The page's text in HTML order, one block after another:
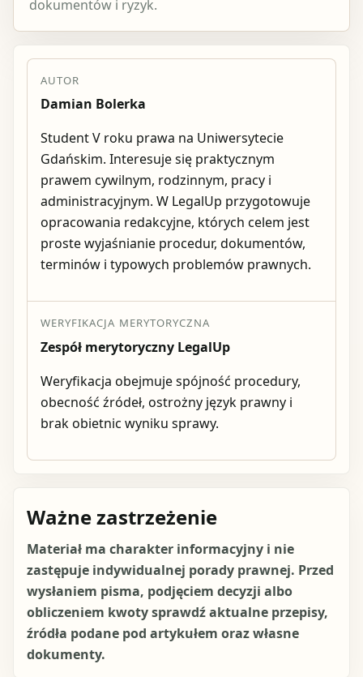
dokumentów i ryzyk.
AUTOR
Damian Bolerka
Student V roku prawa na Uniwersytecie
Gdańskim. Interesuje się praktycznym
prawem cywilnym, rodzinnym, pracy i
administracyjnym. W LegalUp przygotowuje
opracowania redakcyjne, których celem jest
proste wyjaśnianie procedur, dokumentów,
terminów i typowych problemów prawnych.
WERYFIKACJA MERYTORYCZNA
Zespół merytoryczny LegalUp
Weryfikacja obejmuje spójność procedury,
obecność źródeł, ostrożny język prawny i
brak obietnic wyniku sprawy.
Ważne zastrzeżenie
Materiał ma charakter informacyjny i nie
zastępuje indywidualnej porady prawnej. Przed
wysłaniem pisma, podjęciem decyzji albo
obliczeniem kwoty sprawdź aktualne przepisy,
źródła podane pod artykułem oraz własne
dokumenty.